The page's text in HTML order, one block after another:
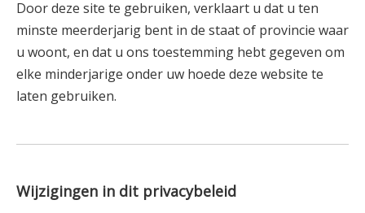
Door deze site te gebruiken, verklaart u dat u ten
minste meerderjarig bent in de staat of provincie waar
u woont, en dat u ons toestemming hebt gegeven om
elke minderjarige onder uw hoede deze website te
laten gebruiken.
Wijzigingen in dit privacybeleid